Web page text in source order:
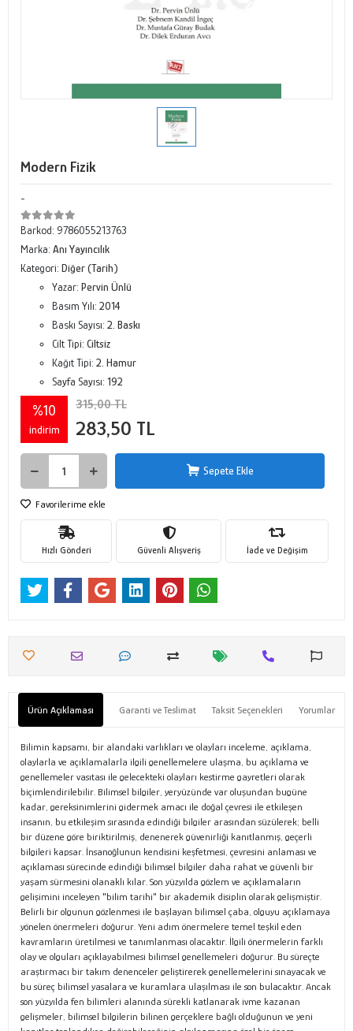
Modern Fizik
-
Barkod: 9786055213763
Marka: Anı Yayıncılık
Kategori: Diğer (Tarih)
Yazar: Pervin Ünlü
Basım Yılı: 2014
Baskı Sayısı: 2. Baskı
Cilt Tipi: Ciltsiz
Kağıt Tipi: 2. Hamur
Sayfa Sayısı: 192
%10
indirim
315,00 TL
283,50 TL
Sepete Ekle
Favorilerime ekle
Hızlı Gönderi Güvenli Alışveriş İade ve Değişim
Ürün Açıklaması Garanti ve Teslimat Taksit Seçenekleri Yorumlar
Bilimin kapsamı, bir alandaki varlıkları ve olayları inceleme, açıklama,
olaylarla ve açıklamalarla ilgili genellemelere ulaşma, bu açıklama ve
genellemeler vasıtası ile gelecekteki olayları kestirme gayretleri olarak
biçimlendirilebilir. Bilimsel bilgiler, yeryüzünde var oluşundan bugüne
kadar, gereksinimlerini gidermek amacı ile doğal çevresi ile etkileşen
insanın, bu etkileşim sırasında edindiği bilgiler arasından süzülerek; belli
bir düzene göre biriktirilmiş, denenerek güvenirliği kanıtlanmış, geçerli
bilgileri kapsar. İnsanoğlunun kendisini keşfetmesi, çevresini anlaması ve
açıklaması sürecinde edindiği bilimsel bilgiler daha rahat ve güvenli bir
yaşam sürmesini olanaklı kılar. Son yüzyılda gözlem ve açıklamaların
gelişimini inceleyen "bilim tarihi" bir akademik disiplin olarak gelişmiştir.
Belirli bir olgunun gözlenmesi ile başlayan bilimsel çaba, olguyu açıklamaya
yönelen önermeleri doğurur. Yeni adım önermelere temel teşkil eden
kavramların üretilmesi ve tanımlanması olacaktır. İlgili önermelerin farklı
olay ve olguları açıklayabilmesi bilimsel genellemeleri doğurur. Bu süreçte
araştırmacı bir takım denenceler geliştirerek genellemelerini sınayacak ve
bu süreç bilimsel yasalara ve kuramlara ulaşılması ile son bulacaktır. Ancak
son yüzyılda fen bilimleri alanında sürekli katlanarak ivme kazanan
gelişmeler, bilimsel bilgilerin bilinen gerçeklere bağlı olduğunun ve yeni